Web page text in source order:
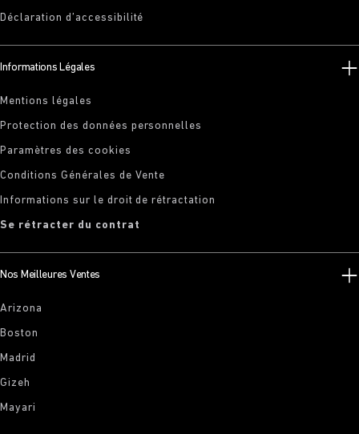
Déclaration d’accessibilité
Informations Légales
Mentions légales
Protection des données personnelles
Paramètres des cookies
Conditions Générales de Vente
Informations sur le droit de rétractation
Se rétracter du contrat
Nos Meilleures Ventes
Arizona
Boston
Madrid
Gizeh
Mayari